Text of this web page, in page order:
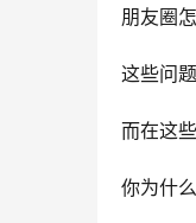
朋友圈
这些问
而在这
你为什